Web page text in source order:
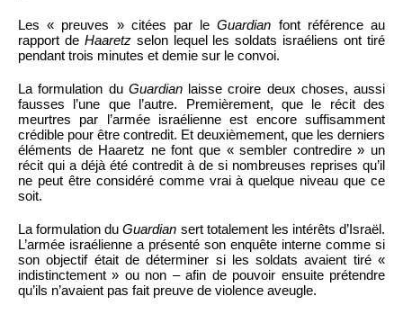
Les « preuves » citées par leGuardian font référence au
rapport de Haaretzselon lequel les soldats israéliens ont tiré
pendant trois minutes et demie sur le convoi.
La formulation du Guardianlaisse croire deux choses, aussi
fausses l’une que l’autre. Premièrement, que le récit des
meurtres par l’armée israélienne est encore suffisamment
crédible pour être contredit. Et deuxièmement, que les derniers
éléments de Haaretz ne font que « sembler contredire » un
récit qui a déjà été contredit à de si nombreuses reprises qu’il
ne peut être considéré comme vrai à quelque niveau que ce
soit.
La formulation duGuardian sert totalement les intérêts d’Israël.
L’armée israélienne a présenté son enquête interne comme si
son objectif était de déterminer si les soldats avaient tiré «
indistinctement » ou non – afin de pouvoir ensuite prétendre
qu’ils n’avaient pas fait preuve de violence aveugle.